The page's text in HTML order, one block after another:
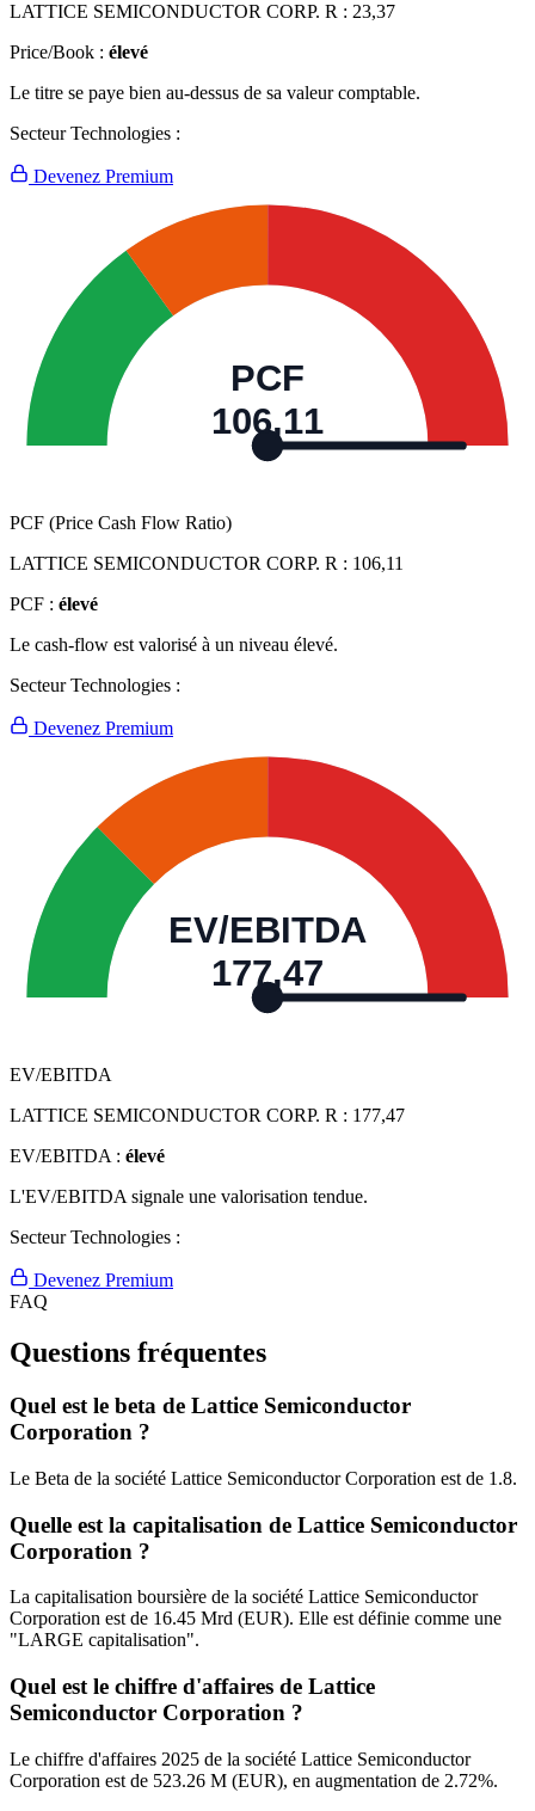
LATTICE SEMICONDUCTOR CORP. R : 23,37
Price/Book : élevé
Le titre se paye bien au-dessus de sa valeur comptable.
Secteur Technologies :
Devenez Premium
PCF
106,11
PCF (Price Cash Flow Ratio)
LATTICE SEMICONDUCTOR CORP. R : 106,11
PCF : élevé
Le cash-flow est valorisé à un niveau élevé.
Secteur Technologies :
Devenez Premium
EV/EBITDA
177,47
EV/EBITDA
LATTICE SEMICONDUCTOR CORP. R : 177,47
EV/EBITDA : élevé
L'EV/EBITDA signale une valorisation tendue.
Secteur Technologies :
Devenez Premium
FAQ
Questions fréquentes
Quel est le beta de Lattice Semiconductor
Corporation ?
Le Beta de la société Lattice Semiconductor Corporation est de 1.8.
Quelle est la capitalisation de Lattice Semiconductor
Corporation ?
La capitalisation boursière de la société Lattice Semiconductor
Corporation est de 16.45 Mrd (EUR). Elle est définie comme une
"LARGE capitalisation".
Quel est le chiffre d'affaires de Lattice
Semiconductor Corporation ?
Le chiffre d'affaires 2025 de la société Lattice Semiconductor
Corporation est de 523.26 M (EUR), en augmentation de 2.72%.